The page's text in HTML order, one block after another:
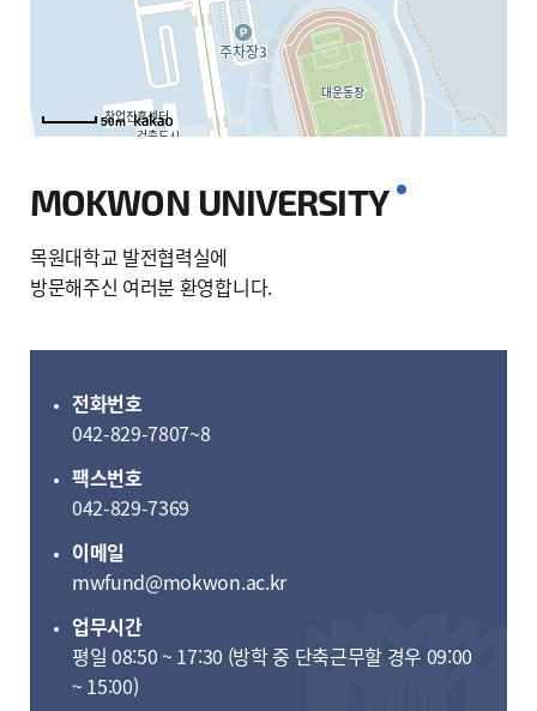
50m
50m
MOKWON UNIVERSITY
목원대학교 발전협력실에
방문해주신 여러분 환영합니다.
전화번호
042-829-7807~8
팩스번호
042-829-7369
이메일
mwfund@mokwon.ac.kr
업무시간
평일 08:50 ~ 17:30 (방학 중 단축근무할 경우 09:00
~ 15:00)